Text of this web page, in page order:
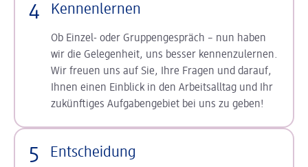
4 Kennenlernen
Ob Einzel- oder Gruppengespräch – nun haben
wir die Gelegenheit, uns besser kennenzulernen.
Wir freuen uns auf Sie, Ihre Fragen und darauf,
Ihnen einen Einblick in den Arbeitsalltag und Ihr
zukünftiges Aufgabengebiet bei uns zu geben!
5 Entscheidung